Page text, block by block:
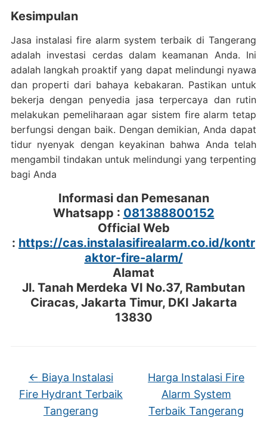
Kesimpulan
Jasa instalasi fire alarm system terbaik di Tangerang
adalah investasi cerdas dalam keamanan Anda. Ini
adalah langkah proaktif yang dapat melindungi nyawa
dan properti dari bahaya kebakaran. Pastikan untuk
bekerja dengan penyedia jasa terpercaya dan rutin
melakukan pemeliharaan agar sistem fire alarm tetap
berfungsi dengan baik. Dengan demikian, Anda dapat
tidur nyenyak dengan keyakinan bahwa Anda telah
mengambil tindakan untuk melindungi yang terpenting
bagi Anda
Informasi dan Pemesanan
Whatsapp : 081388800152
Official Web
: https://cas.instalasifirealarm.co.id/kontr
aktor-fire-alarm/
Alamat
Jl. Tanah Merdeka VI No.37, Rambutan
Ciracas, Jakarta Timur, DKI Jakarta
13830
← Biaya Instalasi
Fire Hydrant Terbaik
Tangerang
Harga Instalasi Fire
Alarm System
Terbaik Tangerang